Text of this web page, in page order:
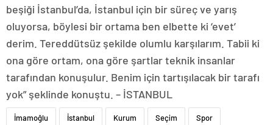
beşiği İstanbul’da, İstanbul için bir süreç ve yarış
oluyorsa, böylesi bir ortama ben elbette ki ‘evet’
derim. Tereddütsüz şekilde olumlu karşılarım. Tabii ki
ona göre ortam, ona göre şartlar teknik insanlar
tarafından konuşulur. Benim için tartışılacak bir tarafı
yok” şeklinde konuştu. – İSTANBUL
İmamoğlu İstanbul Kurum Seçim Spor